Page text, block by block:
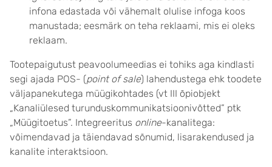
infona edastada või vähemalt olulise infoga koos
manustada; eesmärk on teha reklaami, mis ei oleks
reklaam.
Tootepaigutust peavoolumeedias ei tohiks aga kindlasti
segi ajada POS- (point of sale) lahendustega ehk toodete
väljapanekutega müügikohtades (vt III õpiobjekt
„Kanaliülesed turunduskommunikatsioonivõtted” ptk
„Müügitoetus”. Integreeritus online-kanalitega:
võimendavad ja täiendavad sõnumid, lisarakendused ja
kanalite interaktsioon.